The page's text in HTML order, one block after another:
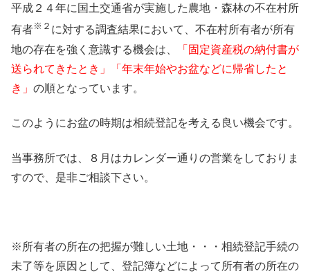
平成２４年に国土交通省が実施した農地・森林の不在村所
有者※２ に対する調査結果において、不在村所有者が所有
地の存在を強く意識する機会は、
「固定資産税の納付書が
送られてきたとき」「年末年始やお盆などに帰省したと
き」 の順となっています。
このようにお盆の時期は相続登記を考える良い機会です。
当事務所では、８月はカレンダー通りの営業をしておりま
すので、是非ご相談下さい。
※所有者の所在の把握が難しい土地・・・相続登記手続の
未了等を原因として、登記簿などによって所有者の所在の